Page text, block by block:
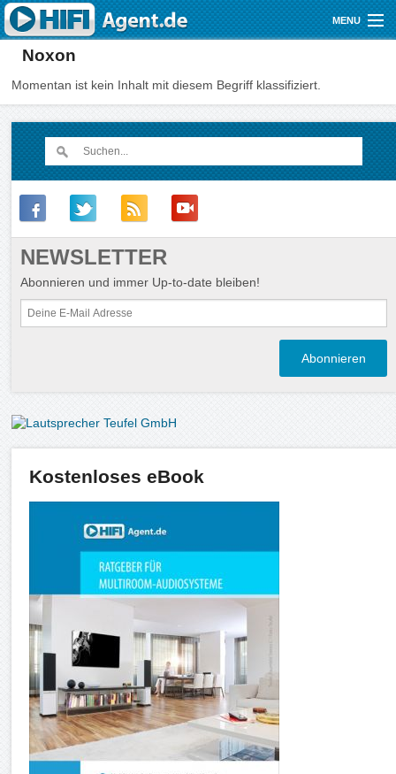
Direkt zum Inhalt
MENU
Gutscheine
Video
Mobile
Shop
Noxon
Momentan ist kein Inhalt mit diesem Begriff klassifiziert.
NEWSLETTER
Abonnieren und immer Up-to-date bleiben!
Kostenloses eBook